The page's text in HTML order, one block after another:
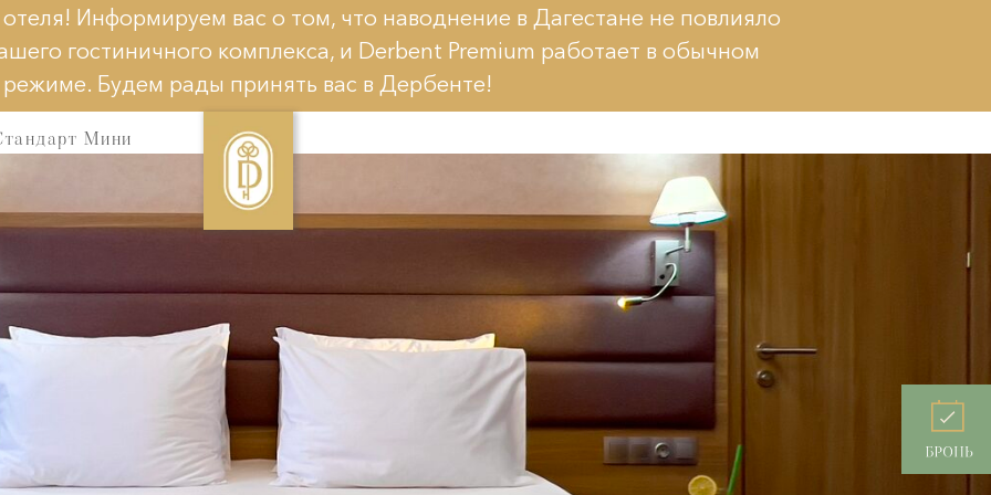
Номера и цены
Услуги и сервисы
Бассейн и SPA
Галерея
Главная страница Derbent
Premium Hotel&SPA
Ресторан
Детский клуб
Конференц-зал, отель для бизнеса
Информируем вас о том, что наводнение в Дагестане не повлияло
гостиничного комплекса, и Derbent Premium работает в обычном
режиме. Будем рады принять вас в Дербенте!
Мини